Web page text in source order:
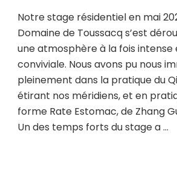
Notre stage résidentiel en mai
Domaine de Toussacq s’est
une atmosphère à la fois intense
conviviale. Nous avons pu nous
pleinement dans la pratique du
étirant nos méridiens, et en
forme Rate Estomac, de Zhang
Un des temps forts du stage a …